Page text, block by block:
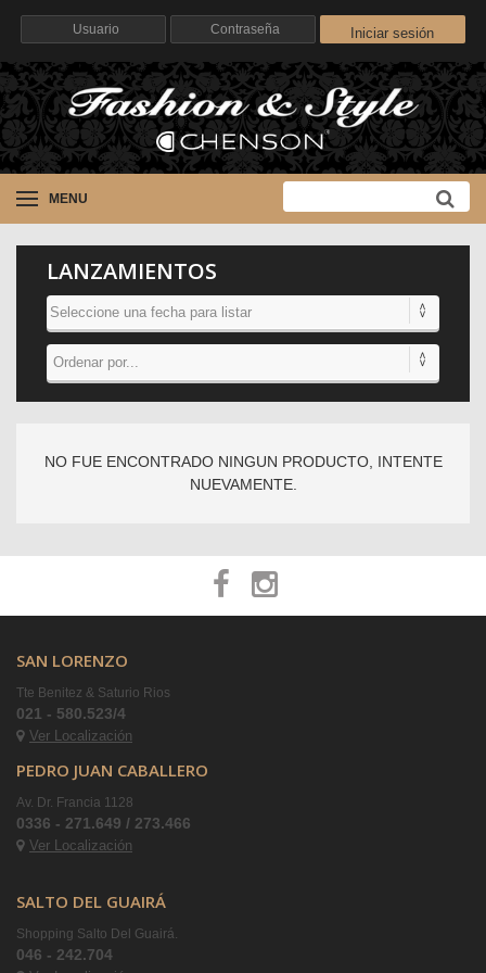
Iniciar sesión
MENU
LANZAMIENTOS
NO FUE ENCONTRADO NINGUN PRODUCTO, INTENTE
NUEVAMENTE.
SAN LORENZO
Tte Benitez & Saturio Rios
021 - 580.523/4
Ver Localización
PEDRO JUAN CABALLERO
Av. Dr. Francia 1128
0336 - 271.649 / 273.466
Ver Localización
SALTO DEL GUAIRÁ
Shopping Salto Del Guairá.
046 - 242.704